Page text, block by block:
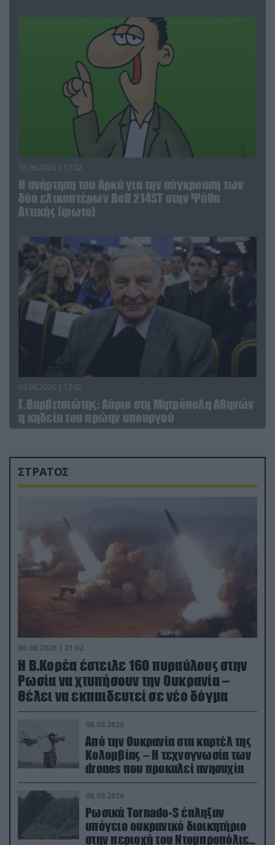
03.08.2026 | 12:02
Η ανάρτηση του Αρκά για την σύγκρουση των
δύο ελικοπτέρων Bell 214ST στην Ψάθα
Αττικής (φωτο)
03.08.2026 | 12:02
Γ.Βαρβιτσιώτης: Aύριο στη Μητρόπολη Αθηνών
η κηδεία του πρώην υπουργού
ΣΤΡΑΤΟΣ
06.08.2026 | 21:02
Η Β.Κορέα έστειλε 160 πυραύλους στην
Ρωσία να χτυπήσουν την Ουκρανία –
Θέλει να εκπαιδευτεί σε νέο δόγμα
06.08.2026
Από την Ουκρανία στα καρτέλ της
Κολομβίας – Η τεχνογνωσία των
drones που προκαλεί ανησυχία
06.08.2026
Ρωσικά Tornado-S έπληξαν
υπόγειο ουκρανικό διοικητήριο
στην περιοχή του Ντομπροπόλιε